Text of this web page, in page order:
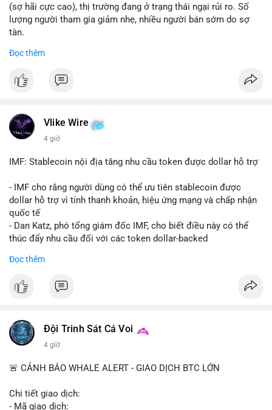
(sợ hãi cực cao), thị trường đang ở trạng thái ngại rủi ro. Số
lượng người tham gia giảm nhẹ, nhiều người bán sớm do sợ
tàn.
📈 XU HƯỚNG TÌM KIẾM & THẢO LUẬN: Biconomy (BICO),
coin được tìm kiếm nhiều nhất. Chủ đề NFT (Pudgy Penguins),
💬 DÒNG CHẢY TIN TỨC & TRUYỀN THÔNG: Bàn tán trên
Binance Square tập trung vào lệnh kẹp, dự báo NVDA và Musk
luận về Clearity Act.
💡 NHẬN ĐỊNH & KHUYẾN NGHỊ: Tâm lý ngắn hạn vẫn tiêu
cực do sợ hãi, nhưng xu hướng coin nhỏ và tin tức AI/NVIDA
có thể tạo cơ hội mua sớm. Cần theo dõi sự thay đổi trong
chính sách crypto Mỹ.
Đọc thêm
Vlike Wire
4 giờ
IMF: Stablecoin nội địa tăng nhu cầu token được dollar hỗ trợ
- IMF cho rằng người dùng có thể ưu tiên stablecoin được
dollar hỗ trợ vì tính thanh khoản, hiệu ứng mạng và chấp nhận
quốc tế
- Dan Katz, phó tổng giám đốc IMF, cho biết điều này có thể
thúc đẩy nhu cầu đối với các token dollar-backed
triển stablecoin nội địa
$btc $eth
📰 Nguồn: Cointelegraph
Đọc thêm
Đội Trinh Sát Cá Voi
4 giờ
🚨 CẢNH BÁO WHALE ALERT - GIAO DỊCH BTC LỚN
Chi tiết giao dịch:
- Mã giao dịch: